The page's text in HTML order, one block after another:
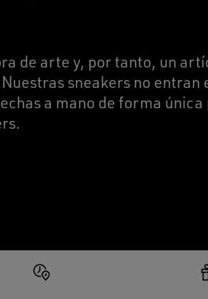
de arte y, por tanto, un
sneakers no entran
a mano de forma